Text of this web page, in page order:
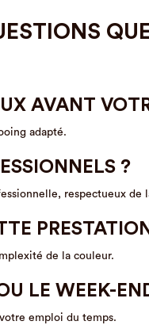
AVANT
adapté.
?
respectueux de
de la couleur.
LE WEEK-
emploi du temps.